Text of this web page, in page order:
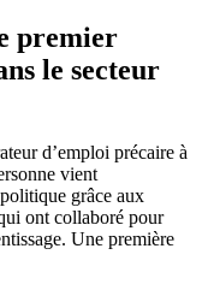
premier
le secteur
d’emploi précaire à
vient
grâce aux
ont collaboré pour
Une première